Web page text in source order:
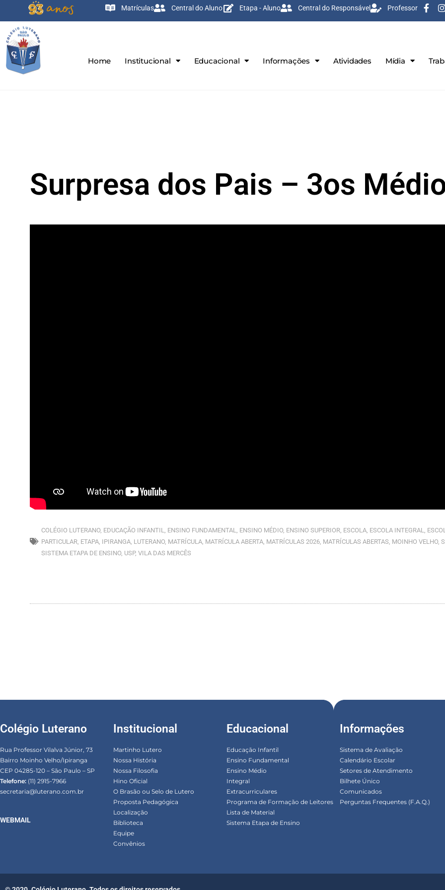
Matrículas Central do Aluno Etapa - Aluno Central do Responsável Professor
Home Institucional Educacional Informações Atividades Mídia
Surpresa dos Pais – 3os
COLÉGIO LUTERANO EDUCAÇÃO INFANTIL ENSINO FUNDAMENTAL ENSINO MÉDIO ENSINO SUPERIOR ESCOLA ESCOLA INTEGRAL
PARTICULAR ETAPA IPIRANGA LUTERANO MATRÍCULA MATRÍCULA ABERTA MATRÍCULAS 2026 MATRÍCULAS ABERTAS MOINHO VELHO
SISTEMA ETAPA DE ENSINO USP, VILA DAS MERCÊS
Colégio Luterano
Rua Professor Vilalva Júnior, 73
Bairro Moinho Velho/Ipiranga
CEP 04285-120 – São Paulo – SP
Telefone: (11) 2915-7966
secretaria@luterano.com.br
WEBMAIL
Institucional
Martinho Lutero
Nossa História
Nossa Filosofia
Hino Oficial
O Brasão ou Selo de Lutero
Proposta Pedagógica
Localização
Biblioteca
Equipe
Convênios
Educacional
Educação Infantil
Ensino Fundamental
Ensino Médio
Integral
Extracurriculares
Programa de Formação de Leitores
Lista de Material
Sistema Etapa de Ensino
Informações
Sistema de Avaliação
Calendário Escolar
Setores de Atendimento
Bilhete Único
Comunicados
Perguntas Frequentes (F.A.Q.)